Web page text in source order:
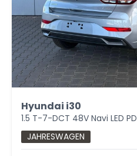
Hyundai i30
1.5 T-7-DCT 48V Navi LED
JAHRESWAGEN